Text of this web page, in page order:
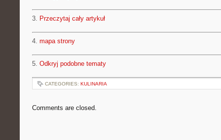
3. Przeczytaj cały artykuł
4. mapa strony
5. Odkryj podobne tematy
CATEGORIES: KULINARIA
Comments are closed.